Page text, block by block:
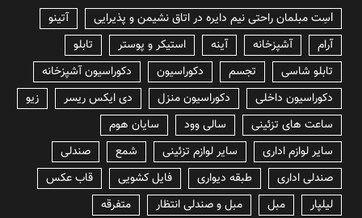
lسِت مبلمان راحتی نیم دایره در اتاق نشیمن و پذیرایی
آتینو
آرام
آشپزخانه آینه استیکر و پوستر
تابلو
تابلو شاسی
تجسم دکوراسیون
دکوراسیون آشپزخانه
دکوراسیون داخلی
دکوراسیون منزل دی ایکس ریسر
زیو
ساعت های تزئینی
سالی وود
سایان هوم
سایر لوازم اداری
سایر لوازم تزئینی شمع
صندلی
صندلی اداری
طبقه دیواری فایل کشویی
قاب عکس
لیلپار
مبل مبل و صندلی انتظار
متفرقه